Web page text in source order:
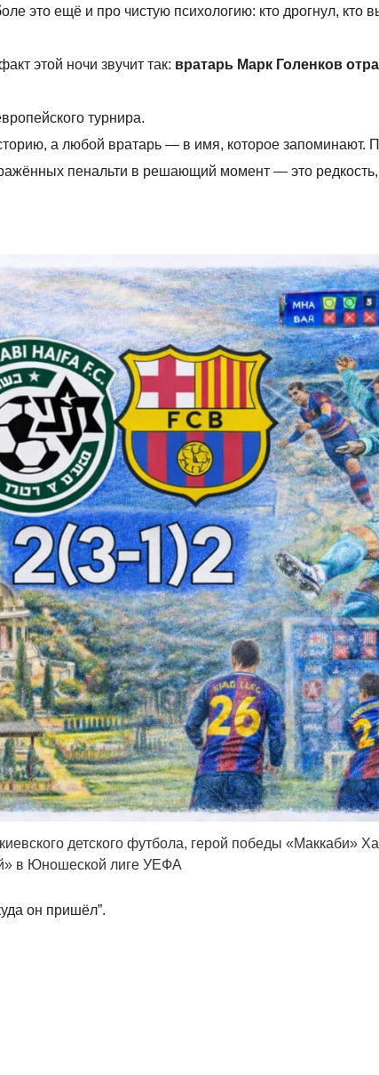
это ещё и про чистую психологию: кто дрогнул, кто
этой ночи звучит так: вратарь Марк Голенков
турнира.
а любой вратарь — в имя, которое запоминают.
пенальти в решающий момент — это редкость,
детского футбола, герой победы «Маккаби»
в Юношеской лиге УЕФА
он пришёл”.